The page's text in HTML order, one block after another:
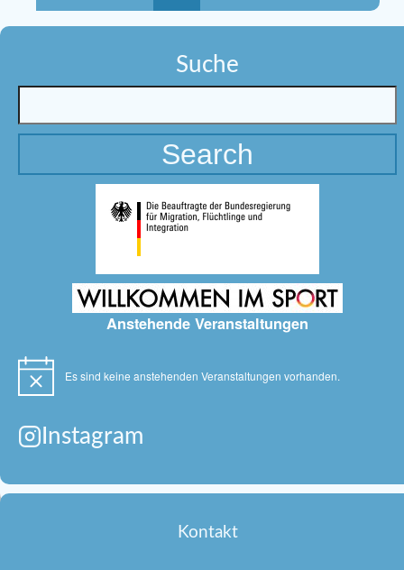
Suche
Anstehende Veranstaltungen
Hinweis Es sind keine anstehenden Veranstaltungen vorhanden.
Instagram
Kontakt